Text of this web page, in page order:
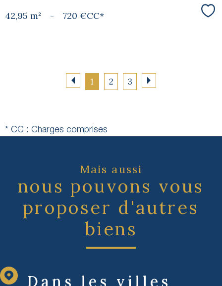
42,95 m² - 720 €CC*
1 2 3
* CC : Charges comprises
Mais aussi
nous pouvons vous
proposer d'autres
biens
Dans les villes